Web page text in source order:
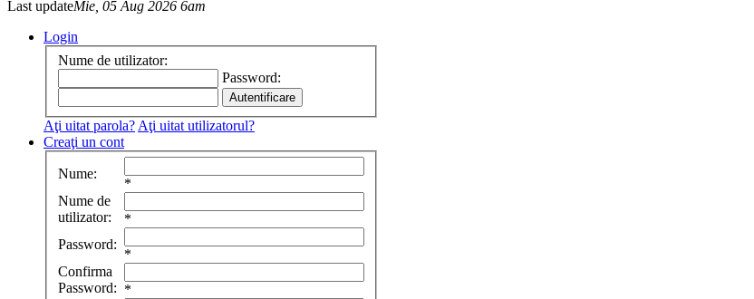
Last updateMie, 05 Aug 2026 6am
Login
Nume de utilizator:
Password:
Aţi uitat parola? Aţi uitat utilizatorul?
Creaţi un cont
Nume:
*
Nume de
utilizator:
*
Password:
*
Confirma
Password: *